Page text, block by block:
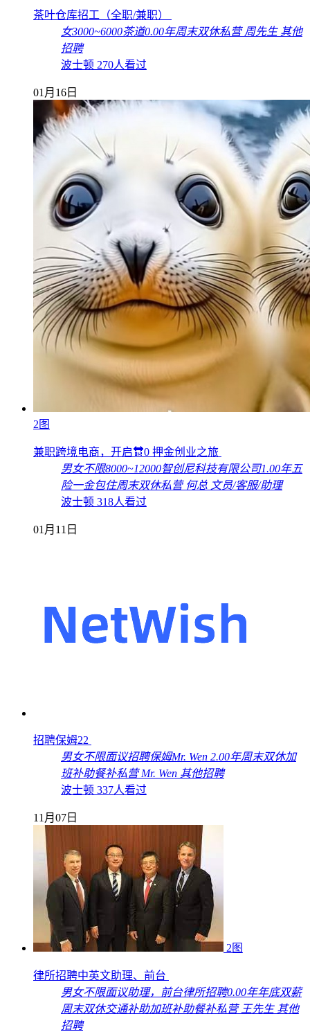
茶叶仓库招工（全职/兼职）
女3000~6000茶道0.00年周末双休私营 周先生 其他
招聘
波士顿 270人看过
01月16日
2图
兼职跨境电商，开启🔛0 押金创业之旅
男女不限8000~12000智创尼科技有限公司1.00年五
险一金包住周末双休私营 何总 文员/客服/助理
波士顿 318人看过
01月11日
招聘保姆22
男女不限面议招聘保姆Mr. Wen 2.00年周末双休加
班补助餐补私营 Mr. Wen 其他招聘
波士顿 337人看过
11月07日
2图
律所招聘中英文助理、前台
男女不限面议助理，前台律所招聘0.00年年底双薪
周末双休交通补助加班补助餐补私营 王先生 其他
招聘